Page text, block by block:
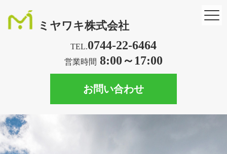
ミヤワキ株式会社
TEL.0744-22-6464
営業時間 8:00～17:00
お問い合わせ